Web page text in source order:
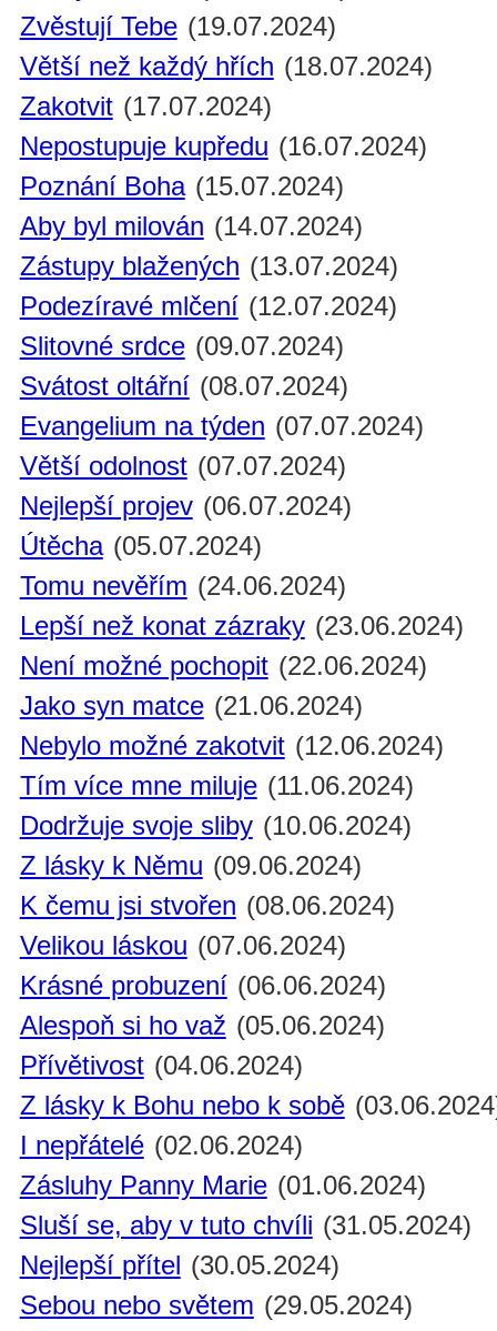
Zvěstují Tebe (19.07.2024)
Větší než každý hřích (18.07.2024)
Zakotvit (17.07.2024)
Nepostupuje kupředu (16.07.2024)
Poznání Boha (15.07.2024)
Aby byl milován (14.07.2024)
Zástupy blažených (13.07.2024)
Podezíravé mlčení (12.07.2024)
Slitovné srdce (09.07.2024)
Svátost oltářní (08.07.2024)
Evangelium na týden (07.07.2024)
Větší odolnost (07.07.2024)
Nejlepší projev (06.07.2024)
Útěcha (05.07.2024)
Tomu nevěřím (24.06.2024)
Lepší než konat zázraky (23.06.2024)
Není možné pochopit (22.06.2024)
Jako syn matce (21.06.2024)
Nebylo možné zakotvit (12.06.2024)
Tím více mne miluje (11.06.2024)
Dodržuje svoje sliby (10.06.2024)
Z lásky k Němu (09.06.2024)
K čemu jsi stvořen (08.06.2024)
Velikou láskou (07.06.2024)
Krásné probuzení (06.06.2024)
Alespoň si ho važ (05.06.2024)
Přívětivost (04.06.2024)
Z lásky k Bohu nebo k sobě
I nepřátelé (02.06.2024)
Zásluhy Panny Marie (01.06.2024)
Sluší se, aby v tuto chvíli (31.05.2024)
Nejlepší přítel (30.05.2024)
Sebou nebo světem (29.05.2024)